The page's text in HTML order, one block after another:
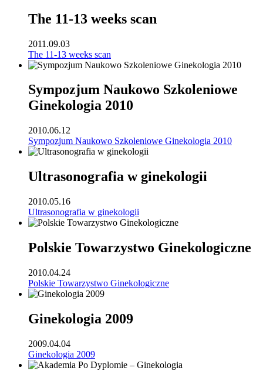
The 11-13 weeks scan
2011.09.03
The 11-13 weeks scan
Sympozjum Naukowo Szkoleniowe
Ginekologia 2010
2010.06.12
Sympozjum Naukowo Szkoleniowe Ginekologia 2010
Ultrasonografia w ginekologii
2010.05.16
Ultrasonografia w ginekologii
Polskie Towarzystwo Ginekologiczne
2010.04.24
Polskie Towarzystwo Ginekologiczne
Ginekologia 2009
2009.04.04
Ginekologia 2009